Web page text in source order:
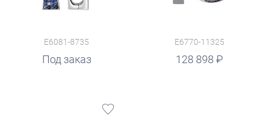
E6081-8735
Под заказ
E6770-11325
128 898
руб.